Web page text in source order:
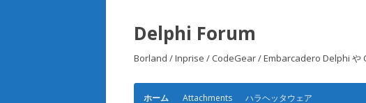
Delphi Forum
Borland / Inprise / CodeGear / Embarcadero Delphi や
ホーム Attachments ハラヘッタウェア